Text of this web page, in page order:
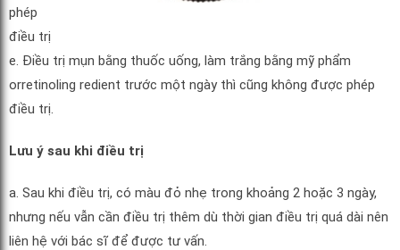
phép
điều trị
e. Điều trị mụn bằng thuốc uống, làm trắng bằng mỹ phẩm
orretinoling redient trước một ngày thì cũng không được phép
điều trị.
Lưu ý sau khi điều trị
a. Sau khi điều trị, có màu đỏ nhẹ trong khoảng 2 hoặc 3 ngày,
nhưng nếu vẫn cần điều trị thêm dù thời gian điều trị quá dài nên
liên hệ với bác sĩ để được tư vấn.